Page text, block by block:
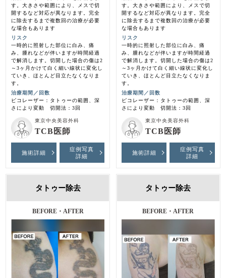
す。大きさや範囲により、メスで切
開するなど対応が異なります。完全
に除去するまで複数回の治療が必要
な場合もあります
リスク
一時的に照射した部位に白み、痛
み、腫れなどが伴いますが時間経過
で解消します。切開した場合の傷は2
～3ヶ月かけて白く細い線状に変化し
ていき、ほとんど目立たなくなりま
す。
治療期間／回数
ピコレーザー：タトゥーの範囲、深
さにより変動 切開法：3回
東京中央美容外科
TCB医師
施術詳細
症例写真
詳細
す。大きさや範囲により、メスで切
開するなど対応が異なります。完全
に除去するまで複数回の治療が必要
な場合もあります
リスク
一時的に照射した部位に白み、痛
み、腫れなどが伴いますが時間経過
で解消します。切開した場合の傷は2
～3ヶ月かけて白く細い線状に変化し
ていき、ほとんど目立たなくなりま
す。
治療期間／回数
ピコレーザー：タトゥーの範囲、深
さにより変動 切開法：3回
東京中央美容外科
TCB医師
施術詳細
症例写真
詳細
タトゥー除去
BEFORE・AFTER
タトゥー除去
BEFORE・AFTER